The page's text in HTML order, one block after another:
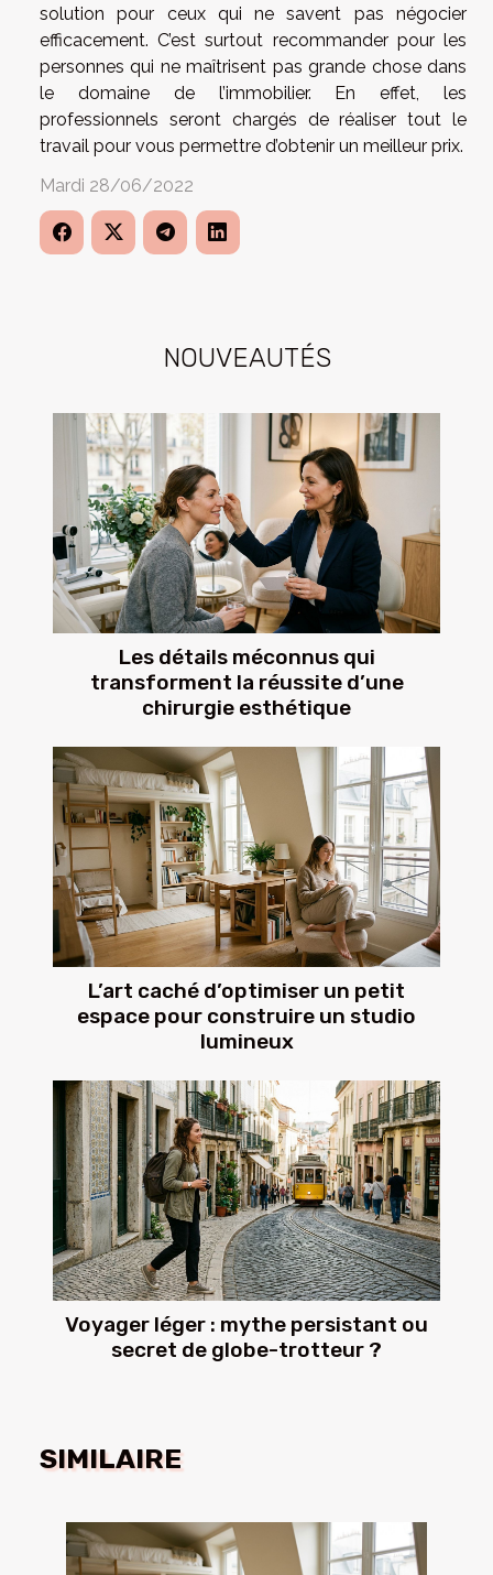
NOUVEAUTÉS
Les détails méconnus qui
transforment la réussite d’une
chirurgie esthétique
L’art caché d’optimiser un petit
espace pour construire un studio
lumineux
Voyager léger : mythe persistant ou
secret de globe-trotteur ?
solution pour ceux qui ne savent pas négocier
efficacement. C’est surtout recommander pour les
personnes qui ne maîtrisent pas grande chose dans
le domaine de l’immobilier. En effet, les
professionnels seront chargés de réaliser tout le
travail pour vous permettre d’obtenir un meilleur prix.
Mardi 28/06/2022
SIMILAIRE